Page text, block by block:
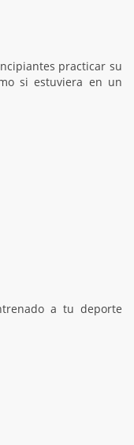
practicar su
si estuviera en un
a tu deporte